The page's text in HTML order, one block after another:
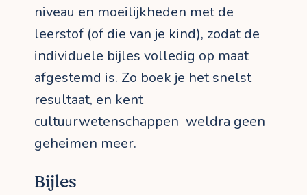
niveau en moeilijkheden met de
leerstof (of die van je kind), zodat de
individuele bijles volledig op maat
afgestemd is. Zo boek je het snelst
resultaat, en kent
cultuurwetenschappen weldra geen
geheimen meer.
Bijles